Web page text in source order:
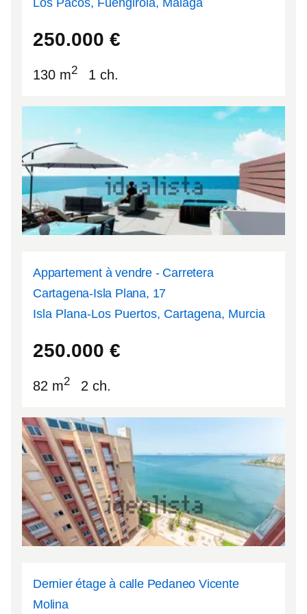
Los Pacos, Fuengirola, Málaga
250.000 €
130 m2 1 ch.
Appartement à vendre - Carretera
Cartagena-Isla Plana, 17
Isla Plana-Los Puertos, Cartagena, Murcia
250.000 €
82 m2 2 ch.
Dernier étage à calle Pedaneo Vicente
Molina